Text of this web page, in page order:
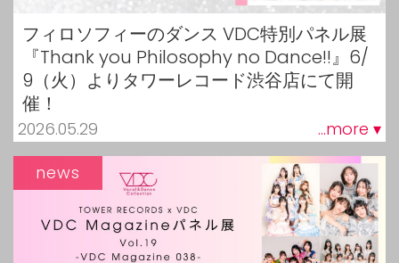
フィロソフィーのダンス VDC特別パネル展
『Thank you Philosophy no Dance!!』6/
9（火）よりタワーレコード渋谷店にて開
催！
2026.05.29 ...more ▾
news